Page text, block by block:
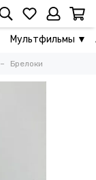
Мультфильмы ▼
Брелоки